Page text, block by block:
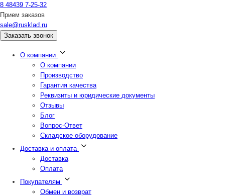
8 48439 7-25-32
Прием заказов
sale@rusklad.ru
Заказать звонок
О компании
О компании
Производство
Гарантия качества
Реквизиты и юридические документы
Отзывы
Блог
Вопрос-Ответ
Складское оборудование
Доставка и оплата
Доставка
Оплата
Покупателям
Обмен и возврат